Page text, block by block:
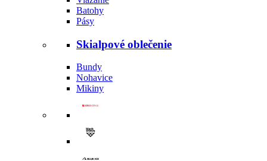
Batohy
Pásy
Skialpové oblečenie
Bundy
Nohavice
Mikiny